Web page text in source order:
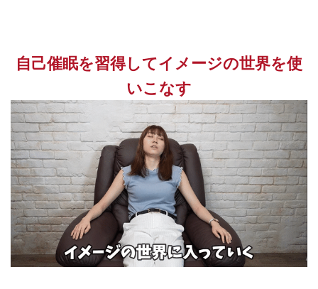
自己催眠を習得してイメージの世界を使
いこなす